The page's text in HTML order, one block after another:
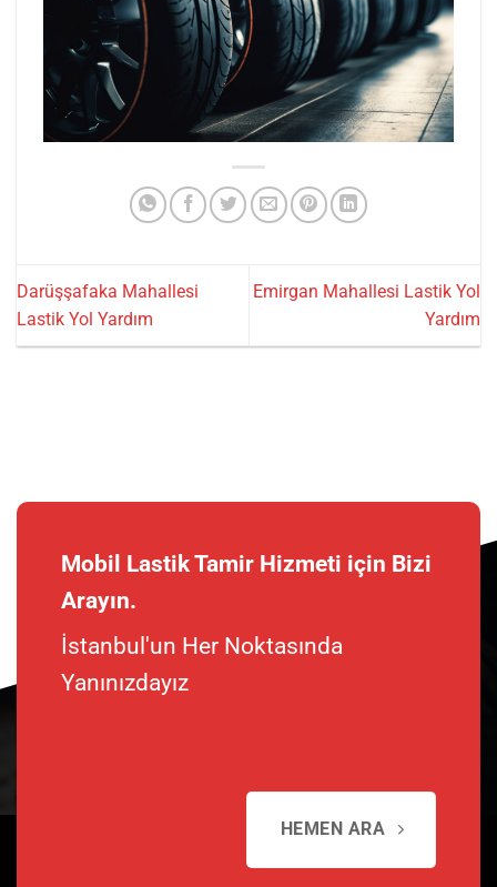
Darüşşafaka Mahallesi
Lastik Yol Yardım
Emirgan Mahallesi Lastik Yol
Yardım
Mobil Lastik Tamir Hizmeti için Bizi
Arayın.
İstanbul'un Her Noktasında
Yanınızdayız
HEMEN ARA